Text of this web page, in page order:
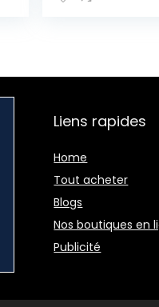
Liens rapides
Home
Tout acheter
Blogs
Nos boutiques en
Publicité